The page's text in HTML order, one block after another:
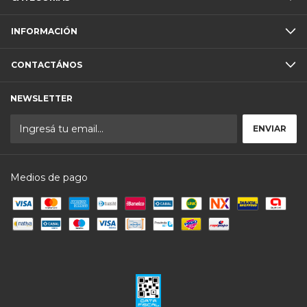
INFORMACIÓN
CONTACTÁNOS
NEWSLETTER
Medios de pago